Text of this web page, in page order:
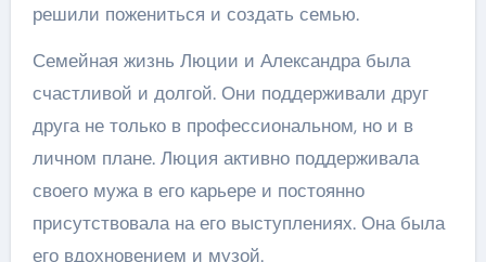
решили пожениться и создать семью.
Семейная жизнь Люции и Александра была
счастливой и долгой. Они поддерживали друг
друга не только в профессиональном, но и в
личном плане. Люция активно поддерживала
своего мужа в его карьере и постоянно
присутствовала на его выступлениях. Она была
его вдохновением и музой.